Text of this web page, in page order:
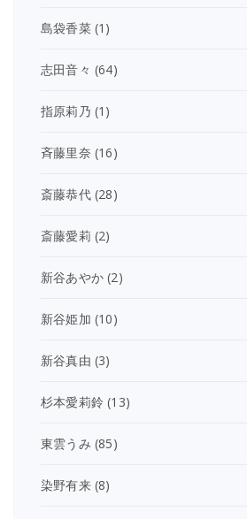
島袋香菜(1)
志田音々 (64)
指原莉乃 (1)
斉藤里奈 (16)
斎藤恭代(28)
斎藤愛莉 (2)
新谷あやか (2)
新谷姫加 (10)
新谷真由 (3)
杉本愛莉鈴 (13)
東雲うみ (85)
染野有来(8)